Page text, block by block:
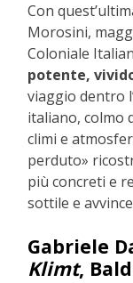
Con
Morosini,
Coloniale
potente,
viaggio dentro
italiano, colmo
climi e
perduto»
più concreti e
sottile e
Gabriele
Klimt,